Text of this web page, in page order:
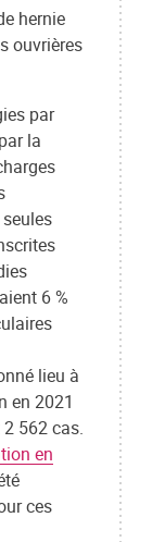
hernie
ouvrières
par
la
6 %
lieu à
en 2021
562 cas.
en
ces